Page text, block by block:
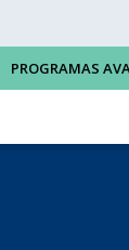
PROGRAMAS